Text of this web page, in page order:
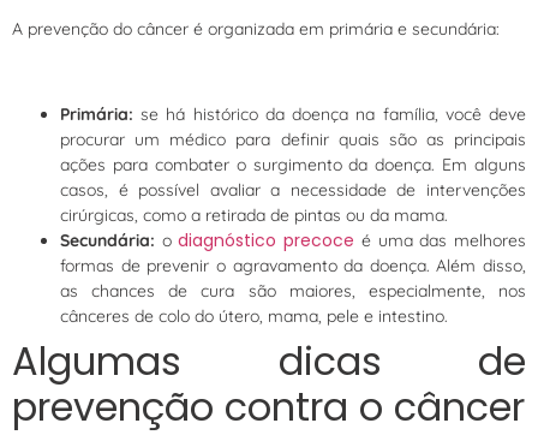
A prevenção do câncer é organizada em primária e secundária:
Primária: se há histórico da doença na família, você deve
procurar um médico para definir quais são as principais
ações para combater o surgimento da doença. Em alguns
casos, é possível avaliar a necessidade de intervenções
cirúrgicas, como a retirada de pintas ou da mama.
Secundária: odiagnóstico precoce é uma das melhores
formas de prevenir o agravamento da doença. Além disso,
as chances de cura são maiores, especialmente, nos
cânceres de colo do útero, mama, pele e intestino.
Algumas dicas de
prevenção contra o câncer